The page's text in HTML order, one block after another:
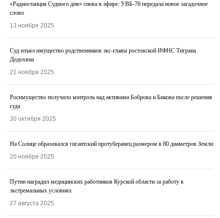
«Радиостанция Судного дня» снова в эфире: УВБ-76 передала новое загадочное
слово
13 ноября 2025
Суд изъял имущество родственников экс-главы ростовской ИФНС Тиграна
Додохяна
21 ноября 2025
Росимущество получило контроль над активами Боброва и Бикова после решения
суда
30 октября 2025
На Солнце образовался гигантский протуберанец размером в 80 диаметров Земли
20 ноября 2025
Путин наградил медицинских работников Курской области за работу в
экстремальных условиях
27 августа 2025